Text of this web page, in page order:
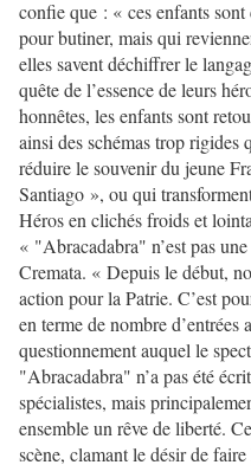
confie que : « ces enfants
pour butiner, mais qui
elles savent déchiffrer le
quête de l’essence de leurs
honnêtes, les enfants sont
ainsi des schémas trop rigides
réduire le souvenir du jeune
Santiago », ou qui
Héros en clichés froids et
« "Abracadabra" n’est pas
Cremata. « Depuis le début,
action pour la Patrie. C’est
en terme de nombre d’entrées
questionnement auquel le
"Abracadabra" n’a pas été
spécialistes, mais
ensemble un rêve de liberté.
scène, clamant le désir de